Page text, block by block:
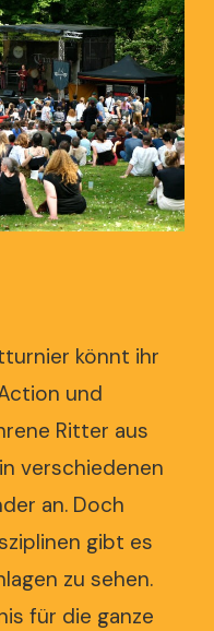
könnt ihr
und
Ritter aus
verschiedenen
an. Doch
gibt es
zu sehen.
für die ganze